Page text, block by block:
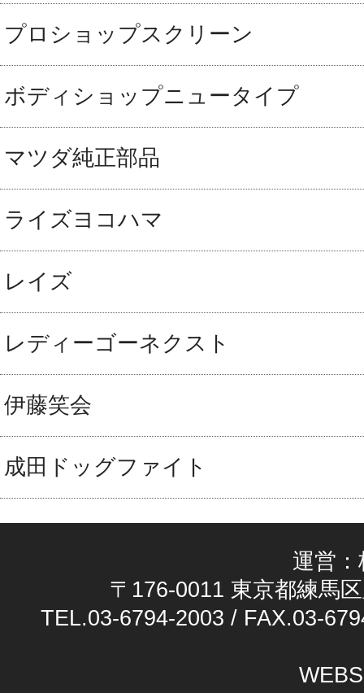
プロショップスクリーン
ボディショップニュータイプ
マツダ純正部品
ライズヨコハマ
レイズ
レディーゴーネクスト
伊藤笑会
成田ドッグファイト
運営
〒176-0011 東京都練馬
TEL.03-6794-2003 / FAX.03-